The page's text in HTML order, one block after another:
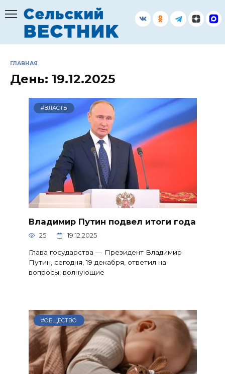
содержанию
ГЛАВНАЯ
День: 19.12.2025
#ВЛАСТЬ
Владимир Путин подвел итоги года
25 19.12.2025
Глава государства — Президент Владимир
Путин, сегодня, 19 декабря, ответил на
вопросы, волнующие
#ОБЩЕСТВО